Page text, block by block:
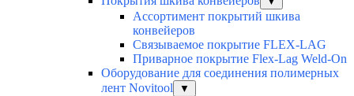
Ассортимент покрытий шкива
конвейеров
Связываемое покрытие FLEX-LAG
Приварное покрытие Flex-Lag Weld-On
Оборудование для соединения полимерных
лент Novitool
▼